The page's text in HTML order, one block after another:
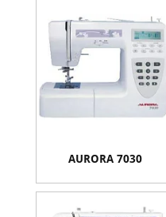
AURORA 7030